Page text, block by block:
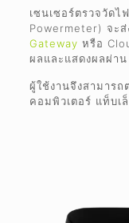
เซนเซอร์ตรวจวัด
Powermeter) จะ
Gateway หรือ
ผลและแสดงผลผ่า
ผู้ใช้งานจึงสามาร
คอมพิวเตอร์ แท็บเ